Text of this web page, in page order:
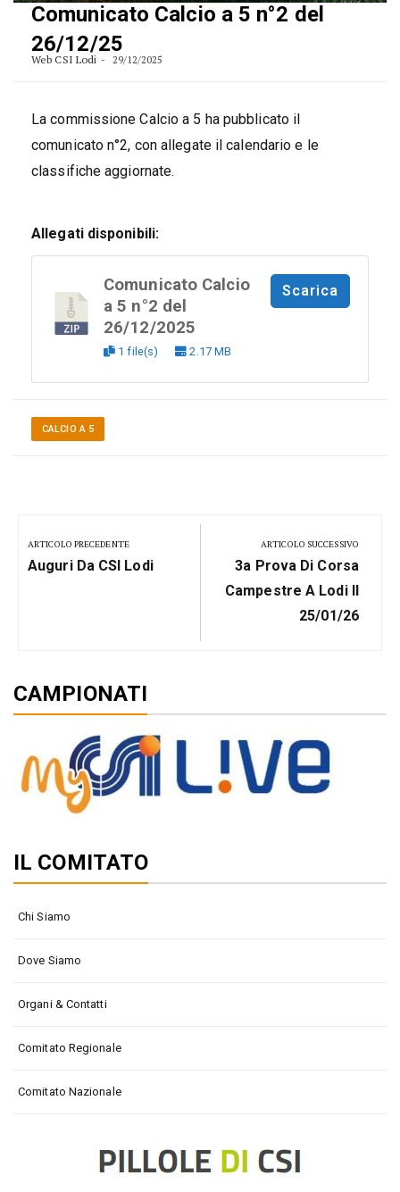
Comunicato Calcio a 5 n°2 del
26/12/25
Web CSI Lodi 29/12/2025
La commissione Calcio a 5 ha pubblicato il
comunicato n°2, con allegate il calendario e le
classifiche aggiornate.
Allegati disponibili:
Comunicato Calcio
a 5 n°2 del
26/12/2025
1 file(s) 2.17 MB
Scarica
CALCIO A 5
articoli
ARTICOLO PRECEDENTE
Previous
Auguri Da CSI Lodi
ARTICOLO SUCCESSIVO
Next
Post:
3a Prova Di Corsa
Campestre A Lodi Il
25/01/26
CAMPIONATI
IL COMITATO
Chi Siamo
Dove Siamo
Organi & Contatti
Comitato Regionale
Comitato Nazionale